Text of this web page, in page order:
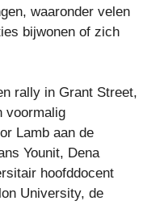
waaronder velen
bijwonen of zich
rally in Grant Street,
voormalig
Lamb aan de
Younit, Dena
hoofddocent
University, de